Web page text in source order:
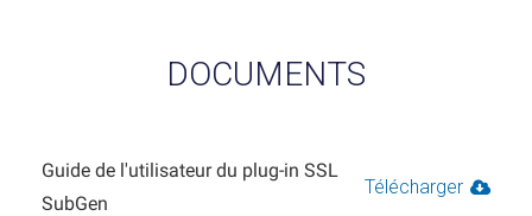
DOCUMENTS
Guide de l'utilisateur du plug-in SSL
SubGen
Télécharger